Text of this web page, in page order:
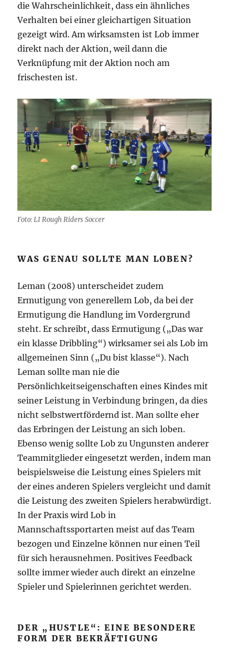
die Wahrscheinlichkeit, dass ein ähnliches
Verhalten bei einer gleichartigen Situation
gezeigt wird. Am wirksamsten ist Lob immer
direkt nach der Aktion, weil dann die
Verknüpfung mit der Aktion noch am
frischesten ist.
Foto: LI Rough Riders Soccer
WAS GENAU SOLLTE MAN LOBEN?
Leman (2008) unterscheidet zudem
Ermutigung von generellem Lob, da bei der
Ermutigung die Handlung im Vordergrund
steht. Er schreibt, dass Ermutigung („Das war
ein klasse Dribbling“) wirksamer sei als Lob im
allgemeinen Sinn („Du bist klasse“). Nach
Leman sollte man nie die
Persönlichkeitseigenschaften eines Kindes mit
seiner Leistung in Verbindung bringen, da dies
nicht selbstwertfördernd ist. Man sollte eher
das Erbringen der Leistung an sich loben.
Ebenso wenig sollte Lob zu Ungunsten anderer
Teammitglieder eingesetzt werden, indem man
beispielsweise die Leistung eines Spielers mit
der eines anderen Spielers vergleicht und damit
die Leistung des zweiten Spielers herabwürdigt.
In der Praxis wird Lob in
Mannschaftssportarten meist auf das Team
bezogen und Einzelne können nur einen Teil
für sich herausnehmen. Positives Feedback
sollte immer wieder auch direkt an einzelne
Spieler und Spielerinnen gerichtet werden.
DER „HUSTLE“: EINE BESONDERE
FORM DER BEKRÄFTIGUNG